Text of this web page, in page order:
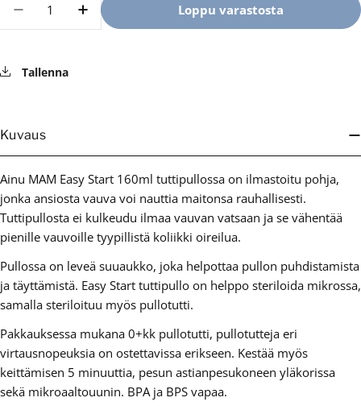
Vähennä määrää tuotteelle Ainu MAM Easy
Lisää määrää tuotteelle Ainu MAM
Loppu varastosta
Tallenna
Kuvaus
Ainu MAM Easy Start 160ml tuttipullossa on ilmastoitu pohja,
jonka ansiosta vauva voi nauttia maitonsa rauhallisesti.
Tuttipullosta ei kulkeudu ilmaa vauvan vatsaan ja se vähentää
pienille vauvoille tyypillistä koliikki oireilua.
Pullossa on leveä suuaukko, joka helpottaa pullon puhdistamista
ja täyttämistä. Easy Start tuttipullo on helppo steriloida mikrossa,
samalla steriloituu myös pullotutti.
Pakkauksessa mukana 0+kk pullotutti, pullotutteja eri
virtausnopeuksia on ostettavissa erikseen. Kestää myös
keittämisen 5 minuuttia, pesun astianpesukoneen yläkorissa
sekä mikroaaltouunin. BPA ja BPS vapaa.